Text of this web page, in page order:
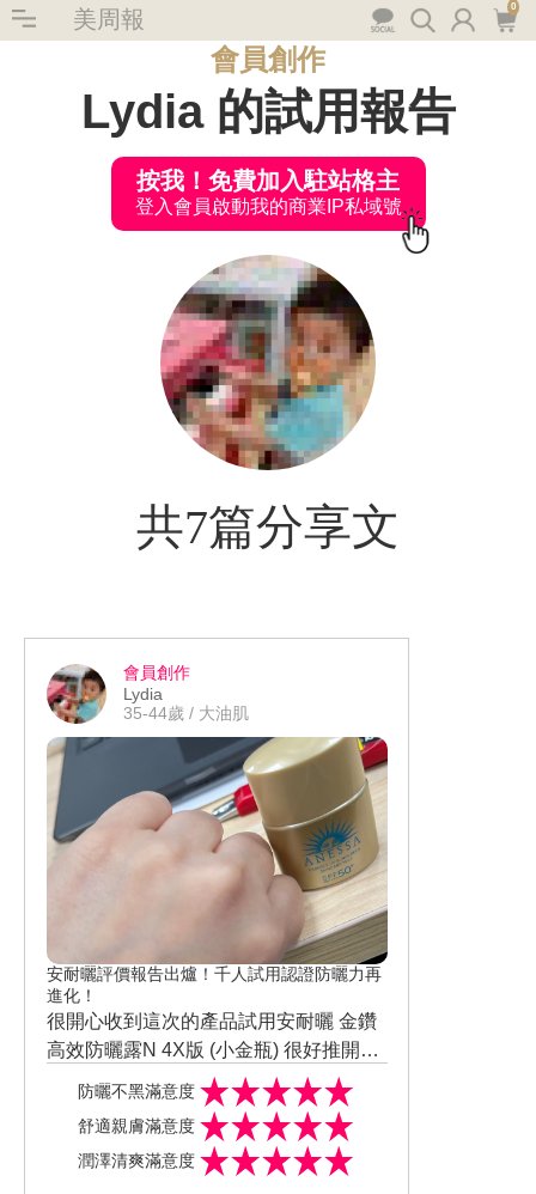
美周報 0
會員創作
Lydia 的試用報告
按我！免費加入駐站格主
登入會員啟動我的商業IP私域號
共7篇分享文
會員創作
Lydia
35-44歲 / 大油肌
安耐曬評價報告出爐！千人試用認證防曬力再
進化！
很開心收到這次的產品試用安耐曬 金鑽
高效防曬露N 4X版 (小金瓶) 很好推開，
可均勻塗抹，而且還有股淡淡的香味，
這味道我好喜歡。 塗在全臉也不會太油
膩。 高防曬係數加上在專櫃算是平易近
人的價格。 卸除也也很好卸，夏日必備
#美週報 #美裝試用 #試用推薦 #妝前乳
推薦 #防曬推薦 #安耐曬小金瓶 #輕盈耐
曬追光自在
防曬不黑滿意度
舒適親膚滿意度
潤澤清爽滿意度